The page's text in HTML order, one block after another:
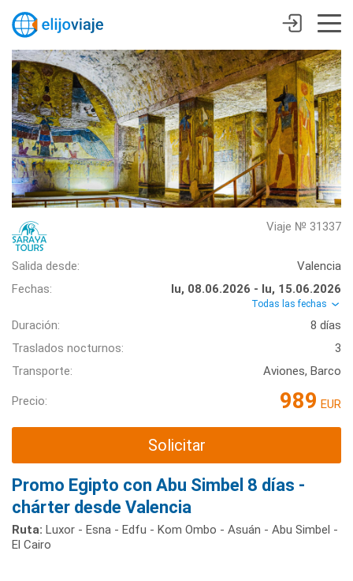
Viaje № 31337
Salida desde:
Valencia
Fechas:
lu, 08.06.2026 - lu, 15.06.2026
Todas las fechas
Duración:
8 días
Traslados nocturnos:
3
Transporte:
Aviones, Barco
Precio: 989 EUR
Solicitar
Promo Egipto con Abu Simbel 8 días -
chárter desde Valencia
Ruta: Luxor - Esna - Edfu - Kom Ombo - Asuán - Abu Simbel -
El Cairo